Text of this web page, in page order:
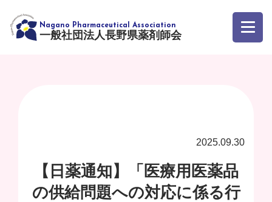
一般社団法人長野県薬剤師会
2025.09.30
【日薬通知】「医療用医薬品
の供給問題への対応に係る行